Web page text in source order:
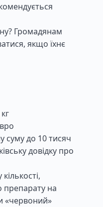
Громадянам
якщо їхнє
суму до 10 тисяч
довідку про
препарату на
«червоний»